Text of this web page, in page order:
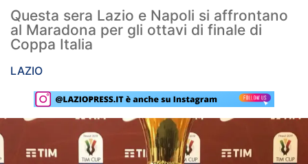
Primavera
Calciomercato
Lazio Women
Rassegna Lazio
Questa sera Lazio e Napoli si affrontano
al Maradona per gli ottavi di finale di
Coppa Italia
LAZIO